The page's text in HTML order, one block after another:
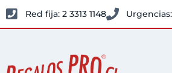
Red fija: 2 3313 1148 Urgencias: